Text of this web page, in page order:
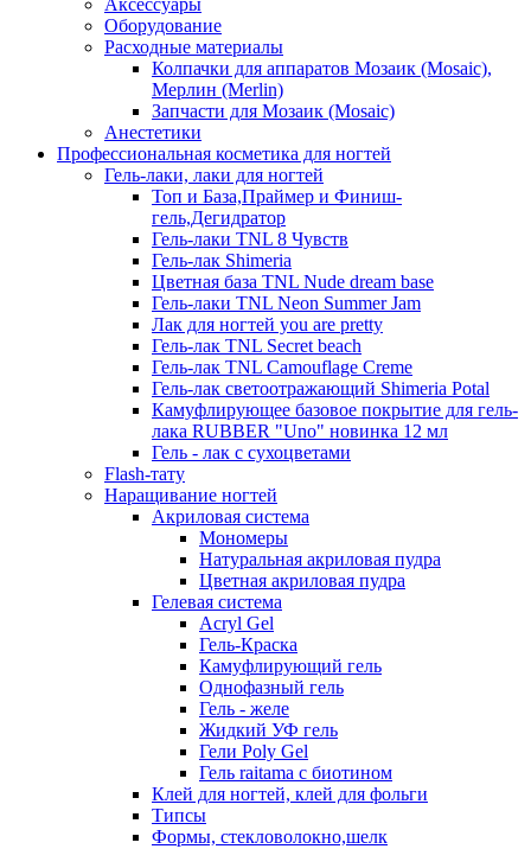
Аксессуары
Оборудование
Расходные материалы
Колпачки для аппаратов Мозаик (Mosaic),
Мерлин (Merlin)
Запчасти для Мозаик (Mosaic)
Анестетики
Профессиональная косметика для ногтей
Гель-лаки, лаки для ногтей
Топ и База,Праймер и Финиш-
гель,Дегидратор
Гель-лаки TNL 8 Чувств
Гель-лак Shimeria
Цветная база TNL Nude dream base
Гель-лаки TNL Neon Summer Jam
Лак для ногтей you are pretty
Гель-лак TNL Secret beach
Гель-лак TNL Camouflage Creme
Гель-лак светоотражающий Shimeria Potal
Камуфлирующее базовое покрытие для гель-
лака RUBBER "Uno" новинка 12 мл
Гель - лак с сухоцветами
Flash-тату
Наращивание ногтей
Акриловая система
Мономеры
Натуральная акриловая пудра
Цветная акриловая пудра
Гелевая система
Acryl Gel
Гель-Краска
Камуфлирующий гель
Однофазный гель
Гель - желе
Жидкий УФ гель
Гели Poly Gel
Гель raitama с биотином
Клей для ногтей, клей для фольги
Типсы
Формы, стекловолокно,шелк